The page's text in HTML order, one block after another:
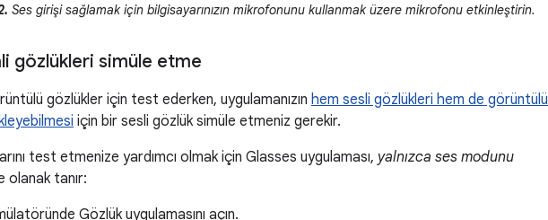
Ses girişi sağlamak için bilgisayarınızın mikrofonunu kullanmak üzere mikrofonu etkinleştirin.
gözlükleri simüle etme
gözlükler için test ederken, uygulamanızın hem sesli gözlükleri hem de görüntülü
için bir sesli gözlük simüle etmeniz gerekir.
test etmenize yardımcı olmak için Glasses uygulaması, yalnızca ses modunu
olanak tanır:
Gözlük uygulamasını açın.